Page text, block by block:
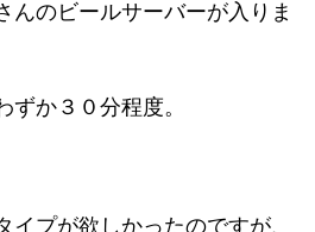
んのビールサーバーが入りま
か３０分程度。
イプが欲しかったのですが、